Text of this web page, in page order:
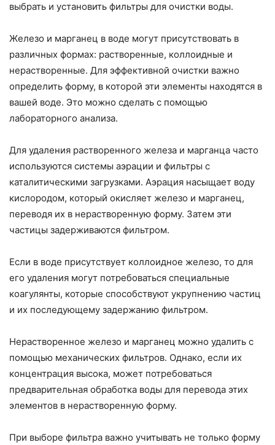
выбрать и установить фильтры для очистки воды.
Железо и марганец в воде могут присутствовать в
различных формах: растворенные, коллоидные и
нерастворенные. Для эффективной очистки важно
определить форму, в которой эти элементы находятся в
вашей воде. Это можно сделать с помощью
лабораторного анализа.
Для удаления растворенного железа и марганца часто
используются системы аэрации и фильтры с
каталитическими загрузками. Аэрация насыщает воду
кислородом, который окисляет железо и марганец,
переводя их в нерастворенную форму. Затем эти
частицы задерживаются фильтром.
Если в воде присутствует коллоидное железо, то для
его удаления могут потребоваться специальные
коагулянты, которые способствуют укрупнению частиц
и их последующему задержанию фильтром.
Нерастворенное железо и марганец можно удалить с
помощью механических фильтров. Однако, если их
концентрация высока, может потребоваться
предварительная обработка воды для перевода этих
элементов в нерастворенную форму.
При выборе фильтра важно учитывать не только форму